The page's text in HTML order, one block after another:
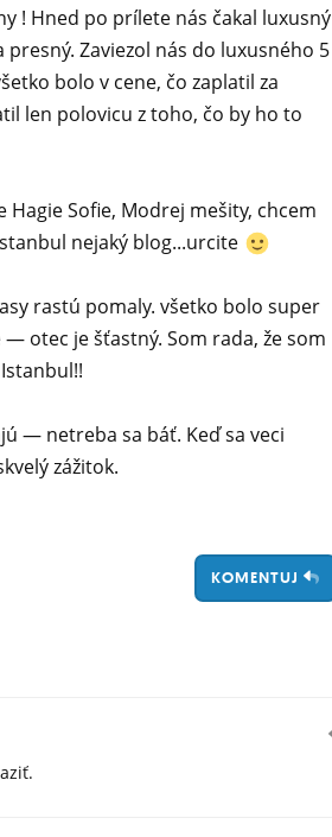
! Hned po prílete nás čakal luxusný
Zaviezol nás do luxusného 5
bolo v cene, čo zaplatil za
len polovicu z toho, čo by ho to
Sofie, Modrej mešity, chcem
nejaký blog...urcite
rastú pomaly. všetko bolo super
otec je šťastný. Som rada, že som
— netreba sa báť. Keď sa veci
zážitok.
KOMENTUJ